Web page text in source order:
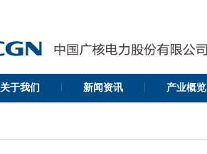
关于我们 新闻资讯 产业概览